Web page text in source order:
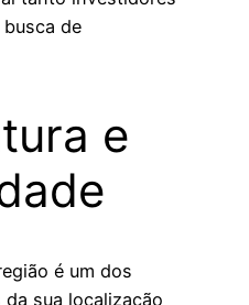
de
e
é um dos
sua localização